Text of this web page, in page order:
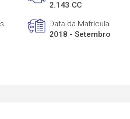
2.143 CC
Data da Matrícula
2018 - Setembro